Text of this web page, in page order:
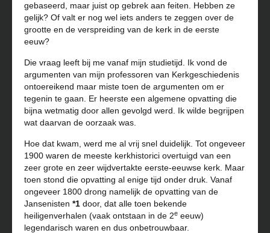
gebaseerd, maar juist op gebrek aan feiten. Hebben ze
gelijk? Of valt er nog wel iets anders te zeggen over de
grootte en de verspreiding van de kerk in de eerste
eeuw?
Die vraag leeft bij me vanaf mijn studietijd. Ik vond de
argumenten van mijn professoren van Kerkgeschiedenis
ontoereikend maar miste toen de argumenten om er
tegenin te gaan. Er heerste een algemene opvatting die
bijna wetmatig door allen gevolgd werd. Ik wilde begrijpen
wat daarvan de oorzaak was.
Hoe dat kwam, werd me al vrij snel duidelijk. Tot ongeveer
1900 waren de meeste kerkhistorici overtuigd van een
zeer grote en zeer wijdvertakte eerste-eeuwse kerk. Maar
toen stond die opvatting al enige tijd onder druk. Vanaf
ongeveer 1800 drong namelijk de opvatting van de
Jansenisten *1 door, dat alle toen bekende
heiligenverhalen (vaak ontstaan in de 2e eeuw)
legendarisch waren en dus onbetrouwbaar.